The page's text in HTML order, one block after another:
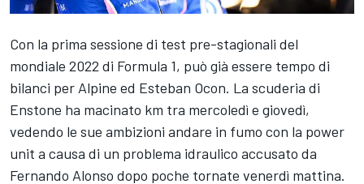
Con la prima sessione di test pre-stagionali del
mondiale 2022 di Formula 1, può già essere tempo di
bilanci per Alpine ed Esteban Ocon. La scuderia di
Enstone ha macinato km tra mercoledì e giovedì,
vedendo le sue ambizioni andare in fumo con la power
unit a causa di un problema idraulico accusato da
Fernando Alonso dopo poche tornate venerdì mattina.